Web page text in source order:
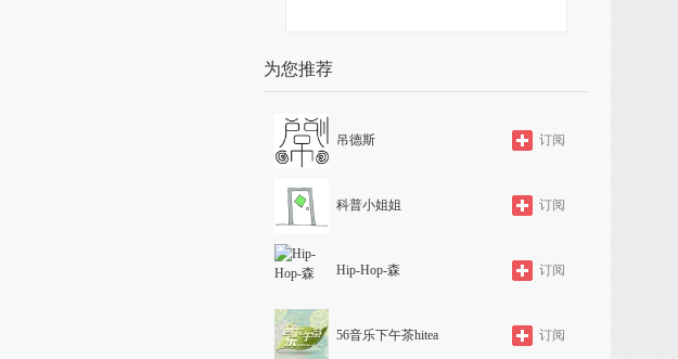
为您推荐
吊德斯 订阅
科普小姐姐 订阅
Hip-Hop-森 订阅
56音乐下午茶hitea 订阅